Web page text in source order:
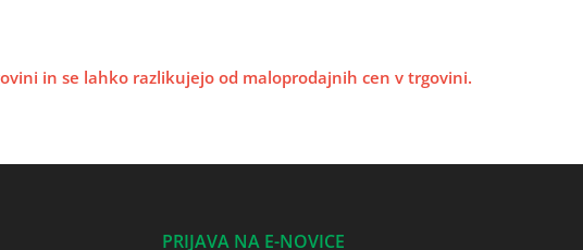
in se lahko razlikujejo od maloprodajnih cen v trgovini.
PRIJAVA NA E-NOVICE